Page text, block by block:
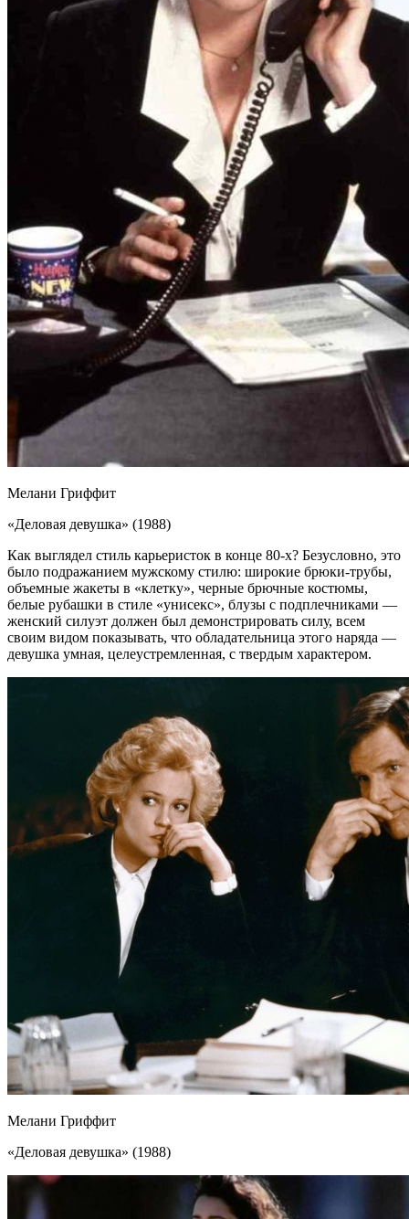
Мелани Гриффит
«Деловая девушка» (1988)
Как выглядел стиль карьеристок в конце 80-х? Безусловно, это
было подражанием мужскому стилю: широкие брюки-трубы,
объемные жакеты в «клетку», черные брючные костюмы,
белые рубашки в стиле «унисекс», блузы с подплечниками —
женский силуэт должен был демонстрировать силу, всем
своим видом показывать, что обладательница этого наряда —
девушка умная, целеустремленная, с твердым характером.
Мелани Гриффит
«Деловая девушка» (1988)